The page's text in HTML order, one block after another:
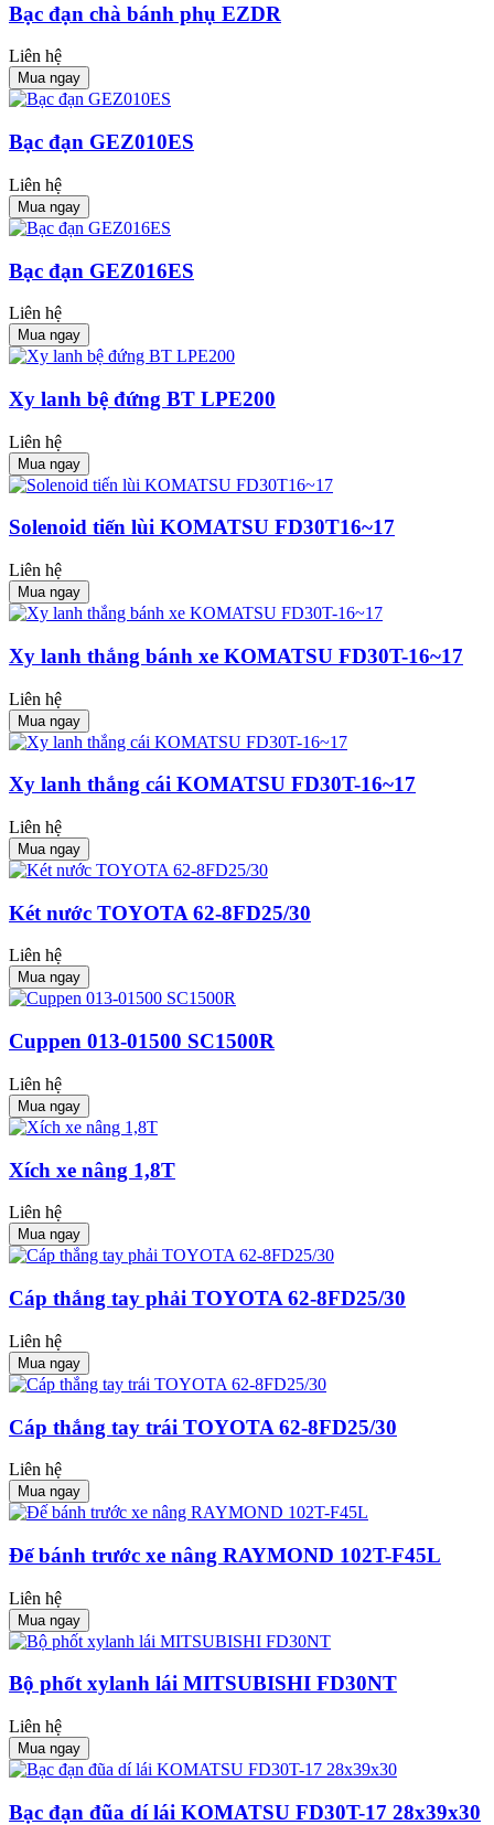
Bạc đạn chà bánh phụ EZDR
Liên hệ
Mua ngay
Bạc đạn GEZ010ES
Liên hệ
Mua ngay
Bạc đạn GEZ016ES
Liên hệ
Mua ngay
Xy lanh bệ đứng BT LPE200
Liên hệ
Mua ngay
Solenoid tiến lùi KOMATSU FD30T16~17
Liên hệ
Mua ngay
Xy lanh thắng bánh xe KOMATSU FD30T-16~17
Liên hệ
Mua ngay
Xy lanh thắng cái KOMATSU FD30T-16~17
Liên hệ
Mua ngay
Két nước TOYOTA 62-8FD25/30
Liên hệ
Mua ngay
Cuppen 013-01500 SC1500R
Liên hệ
Mua ngay
Xích xe nâng 1,8T
Liên hệ
Mua ngay
Cáp thắng tay phải TOYOTA 62-8FD25/30
Liên hệ
Mua ngay
Cáp thắng tay trái TOYOTA 62-8FD25/30
Liên hệ
Mua ngay
Đế bánh trước xe nâng RAYMOND 102T-F45L
Liên hệ
Mua ngay
Bộ phốt xylanh lái MITSUBISHI FD30NT
Liên hệ
Mua ngay
Bạc đạn đũa dí lái KOMATSU FD30T-17 28x39x30